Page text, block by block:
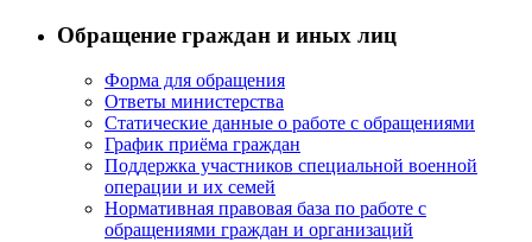
Обращение граждан и иных лиц
Форма для обращения
Ответы министерства
Статические данные о работе с обращениями
График приёма граждан
Поддержка участников специальной военной
операции и их семей
Нормативная правовая база по работе с
обращениями граждан и организаций